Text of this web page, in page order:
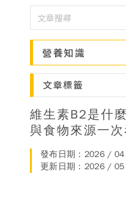
百靈油
油
益生菌 D3
鐵
B群
營養知識
文章標籤
維生素B2是什
與食物來源一次
發布日期：2026 /
更新日期：2026 /
保健系列
成份分類
適用族群
嚴選好物
優質品牌
德風消息